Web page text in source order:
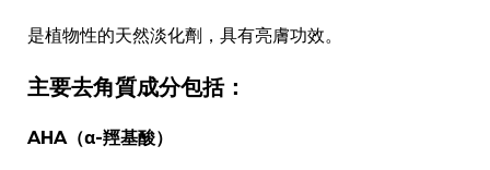
是植物性的天然淡化劑，具有亮膚功效。
主要去角質成分包括：
AHA（α-羥基酸）